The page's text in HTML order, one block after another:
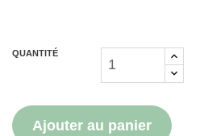
QUANTITÉ
Ajouter au panier